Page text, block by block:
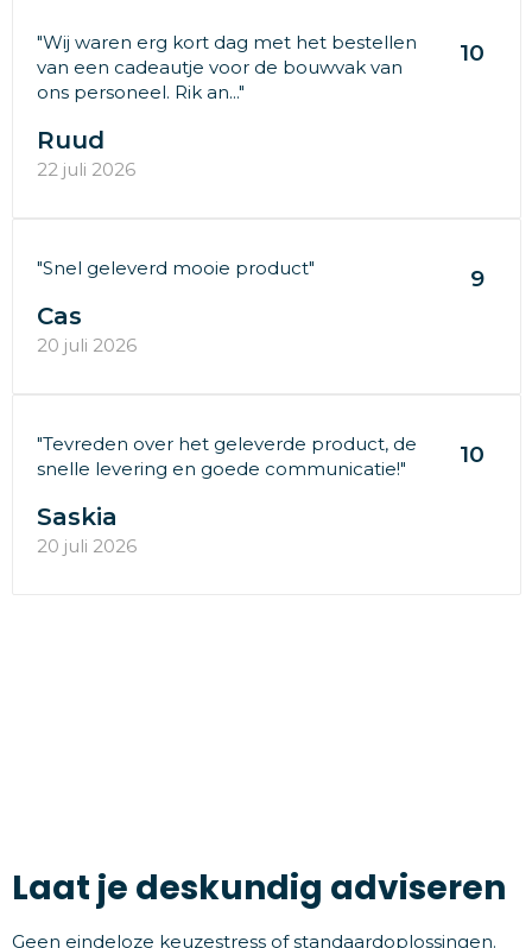
"Wij waren erg kort dag met het bestellen
van een cadeautje voor de bouwvak van
ons personeel. Rik an..."
10
Ruud
22 juli 2026
"Snel geleverd mooie product" 9
Cas
20 juli 2026
"Tevreden over het geleverde product, de
snelle levering en goede communicatie!"
10
Saskia
20 juli 2026
Laat je deskundig adviseren
Geen eindeloze keuzestress of standaardoplossingen.